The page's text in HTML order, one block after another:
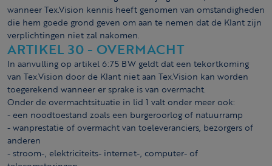
wanneer Tex.Vision kennis heeft genomen van omstandigheden
die hem goede grond geven om aan te nemen dat de Klant zijn
verplichtingen niet zal nakomen.
ARTIKEL 30 - OVERMACHT
In aanvulling op artikel 6:75 BW geldt dat een tekortkoming
van Tex.Vision door de Klant niet aan Tex.Vision kan worden
toegerekend wanneer er sprake is van overmacht.
Onder de overmachtsituatie in lid 1 valt onder meer ook:
- een noodtoestand zoals een burgeroorlog of natuurramp
- wanprestatie of overmacht van toeleveranciers, bezorgers of
anderen
- stroom-, elektriciteits- internet-, computer- of